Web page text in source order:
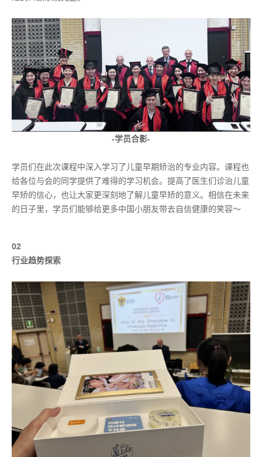
-学员合影-
学员们在此次课程中深入学习了儿童早期矫治的专业内容。课程也
给各位与会的同学提供了难得的学习机会。提高了医生们诊治儿童
早矫的信心，也让大家更深刻地了解儿童早矫的意义。相信在未来
的日子里，学员们能够给更多中国小朋友带去自信健康的笑容～
02
行业趋势探索